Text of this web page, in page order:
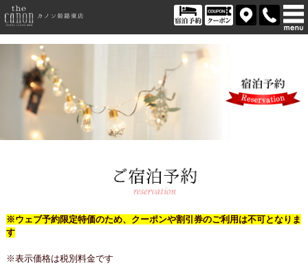
※ウェブ予約限定特価のため、クーポンや割引券のご利用は不可となりま
す
※表示価格は税別料金です